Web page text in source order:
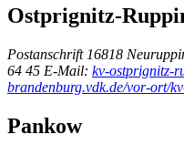
Ostprignitz-
Postanschrift 16818
64 45 E-Mail: kv-ostprignitz-
brandenburg.vdk.de/vor-ort/
Pankow